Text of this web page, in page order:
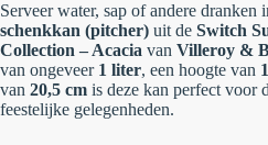
Serveer water, sap of andere dranken
schenkkan (pitcher) uit de Switch
Collection – Acacia van Villeroy &
van ongeveer 1 liter, een hoogte van
van 20,5 cm is deze kan perfect voor
feestelijke gelegenheden.